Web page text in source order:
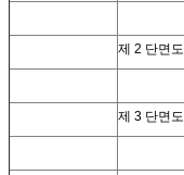
제 2 단면도
제 3 단면도